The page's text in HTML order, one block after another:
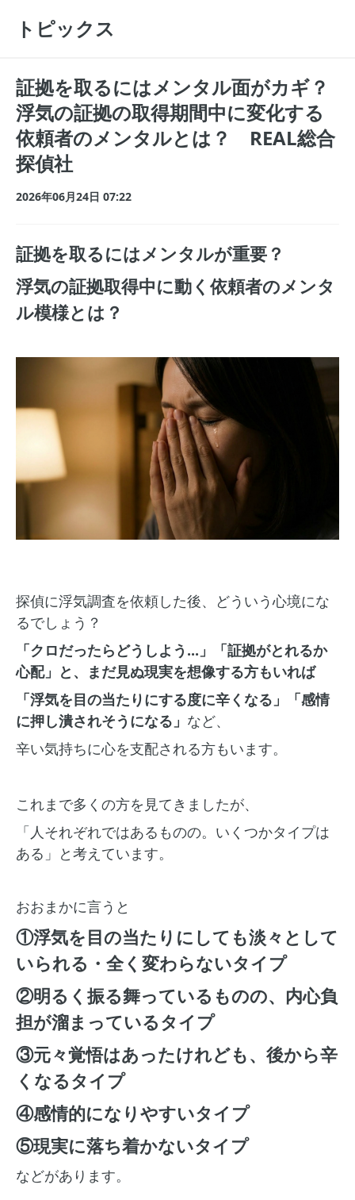
トピックス
証拠を取るにはメンタル面がカギ？
浮気の証拠の取得期間中に変化する
依頼者のメンタルとは？ REAL総合
探偵社
2026年06月24日 07:22
証拠を取るにはメンタルが重要？
浮気の証拠取得中に動く依頼者のメンタ
ル模様とは？
探偵に浮気調査を依頼した後、どういう心境にな
るでしょう？
「クロだったらどうしよう...」「証拠がとれるか
心配」と、まだ見ぬ現実を想像する方もいれば
「浮気を目の当たりにする度に辛くなる」「感情
に押し潰されそうになる」 など、
辛い気持ちに心を支配される方もいます。
これまで多くの方を見てきましたが、
「人それぞれではあるものの。いくつかタイプは
ある」と考えています。
おおまかに言うと
①浮気を目の当たりにしても淡々として
いられる・全く変わらないタイプ
②明るく振る舞っているものの、内心負
担が溜まっているタイプ
③元々覚悟はあったけれども、後から辛
くなるタイプ
④感情的になりやすいタイプ
⑤現実に落ち着かないタイプ
などがあります。